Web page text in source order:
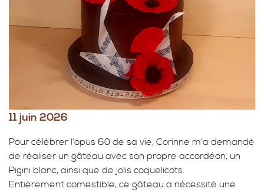
11 juin 2026
Pour célébrer l’opus 60 de sa vie, Corinne m’a demandé
de réaliser un gâteau avec son propre accordéon, un
Pigini blanc, ainsi que de jolis coquelicots.
Entièrement comestible, ce gâteau a nécessité une